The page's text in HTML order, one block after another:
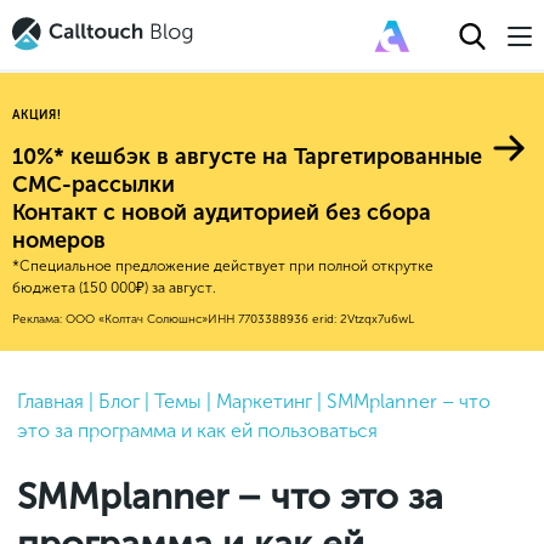
Авторитейл
Финансы
Е-коммерс
Недвижимость
HoReCa
Бьюти
Услуги
2025
2024
2022
2021
2020
Новые продукты
Эксплейнеры
Обновления продуктов Calltouch
Обучение работы с инструментами
Calltouch
Индекс здоровья российского
Mental Health
Привлечение
Конверсия
Аналитика
Процессы и управление
Финансы и бухгалтерия
Callday
MeetUp
Вебинары и практикумы
АКЦИЯ!
10%* кешбэк в августе на Таргетированные
СМС-рассылки
Контакт с новой аудиторией без сбора
номеров
*Специальное предложение действует при полной открутке
бюджета (150 000₽) за август.
Реклама: ООО «Колтач Солюшнс»ИНН 7703388936 erid: 2Vtzqx7u6wL
Главная Блог Темы Маркетинг
SMMplanner – что
это за программа и как ей пользоваться
SMMplanner – что это за